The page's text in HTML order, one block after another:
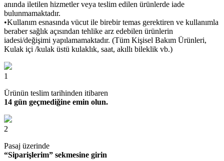
anında iletilen hizmetler veya teslim edilen ürünlerde iade
bulunmamaktadır.
•Kullanım esnasında vücut ile birebir temas gerektiren ve kullanımla
beraber sağlık açısından tehlike arz edebilen ürünlerin
iadesi/değişimi yapılamamaktadır. (Tüm Kişisel Bakım Ürünleri,
Kulak içi /kulak üstü kulaklık, saat, akıllı bileklik vb.)
1
Ürünün teslim tarihinden itibaren
14 gün geçmediğine emin olun.
2
Pasaj üzerinde
“Siparişlerim” sekmesine girin